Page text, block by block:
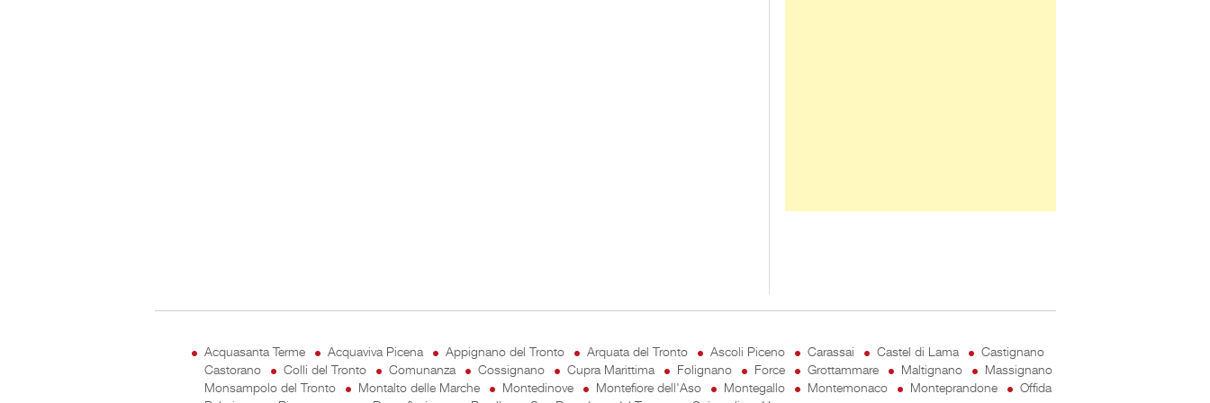
Acquasanta Terme Acquaviva Picena Appignano del Tronto Arquata del Tronto Ascoli Piceno Carassai Castel di Lama
Castignano
Castorano
Colli del Tronto Comunanza Cossignano Cupra Marittima Folignano Force Grottammare Maltignano
Massignano
Monsampolo del Tronto
Montalto delle Marche Montedinove Montefiore dell'Aso Montegallo Montemonaco Monteprandone
Offida